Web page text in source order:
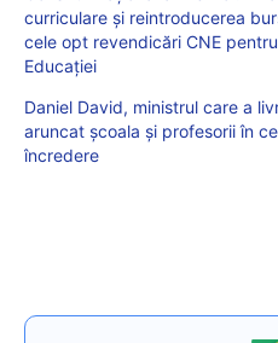
curriculare și reintroducerea
cele opt revendicări CNE
Educației
Daniel David, ministrul care a
aruncat școala și profesorii în
încredere